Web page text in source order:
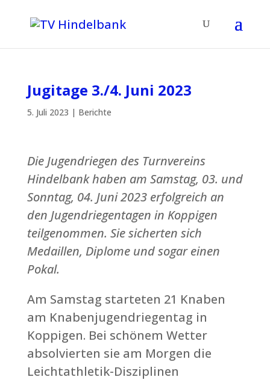
Jugitage 3./4. Juni 2023
5. Juli 2023 | Berichte
Die Jugendriegen des Turnvereins
Hindelbank haben am Samstag, 03. und
Sonntag, 04. Juni 2023 erfolgreich an
den Jugendriegentagen in Koppigen
teilgenommen. Sie sicherten sich
Medaillen, Diplome und sogar einen
Pokal.
Am Samstag starteten 21 Knaben
am Knabenjugendriegentag in
Koppigen. Bei schönem Wetter
absolvierten sie am Morgen die
Leichtathletik-Disziplinen